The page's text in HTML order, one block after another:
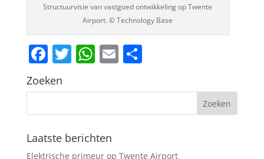
Structuurvisie van vastgoed ontwikkeling op Twente
Airport. © Technology Base
Facebook
Twitter
WhatsApp
EmailDelen
Zoeken
Laatste berichten
Elektrische primeur op Twente Airport